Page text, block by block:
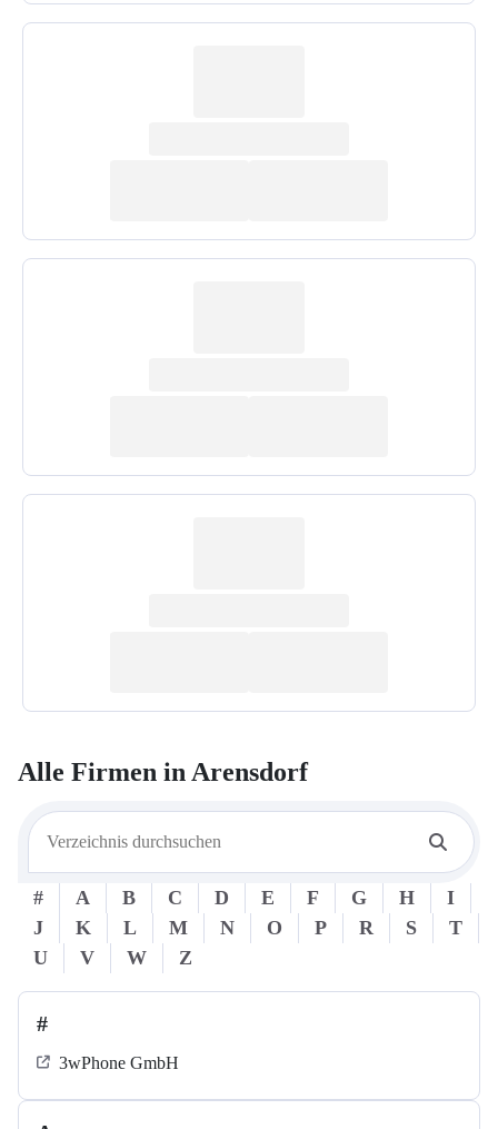
Alle Firmen inArensdorf
# A B C D E F G H
I
J
K L M N O P R S
T
U
V W Z
#
3wPhone GmbH